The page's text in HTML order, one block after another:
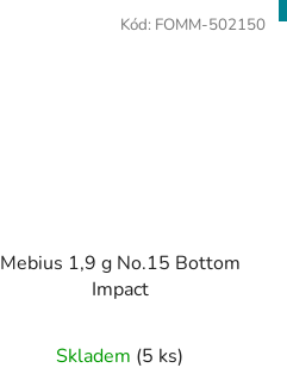
Mebius 1,9 g No.15 Bottom
Impact
Skladem (5 ks)
Kód: FOMM-502150